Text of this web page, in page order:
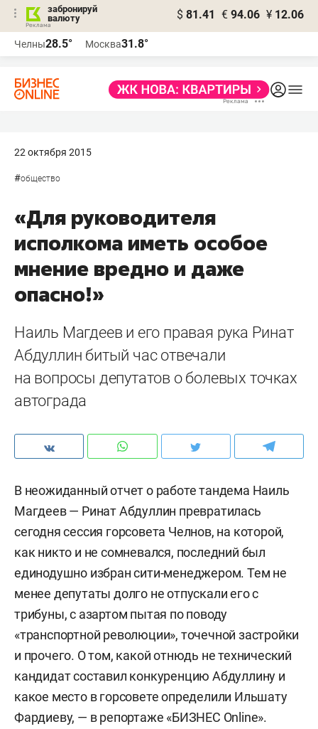
забронируй
валюту
$ 81.41 € 94.06 ¥ 12.06
Челны28.5° Москва31.8°
22 октября 2015
#общество
«Для руководителя
исполкома иметь особое
мнение вредно и даже
опасно!»
Наиль Магдеев и его правая рука Ринат
Абдуллин битый час отвечали
на вопросы депутатов о болевых точках
автограда
В неожиданный отчет о работе тандема Наиль
Магдеев — Ринат Абдуллин превратилась
сегодня сессия горсовета Челнов, на которой,
как никто и не сомневался, последний был
единодушно избран сити-менеджером. Тем не
менее депутаты долго не отпускали его с
трибуны, с азартом пытая по поводу
«транспортной революции», точечной застройки
и прочего. О том, какой отнюдь не технический
кандидат составил конкуренцию Абдуллину и
какое место в горсовете определили Ильшату
Фардиеву, — в репортаже «БИЗНЕС Online».